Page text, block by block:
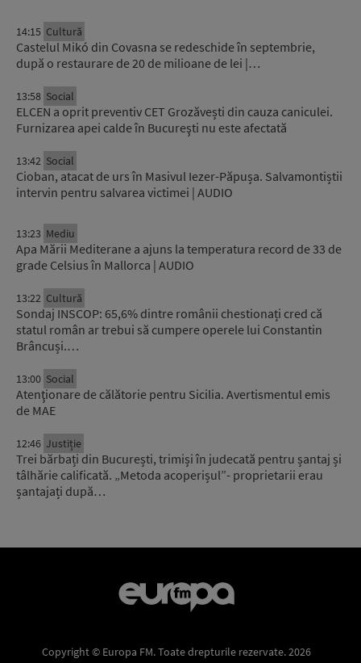
14:15 Cultură
Castelul Mikó din Covasna se redeschide în septembrie,
după o restaurare de 20 de milioane de lei |…
13:58 Social
ELCEN a oprit preventiv CET Grozăvești din cauza caniculei.
Furnizarea apei calde în Bucureşti nu este afectată
13:42 Social
Cioban, atacat de urs în Masivul Iezer-Păpușa. Salvamontiștii
intervin pentru salvarea victimei | AUDIO
13:23 Mediu
Apa Mării Mediterane a ajuns la temperatura record de 33 de
grade Celsius în Mallorca | AUDIO
13:22 Cultură
Sondaj INSCOP: 65,6% dintre românii chestionați cred că
statul român ar trebui să cumpere operele lui Constantin
Brâncuși.…
13:00 Social
Atenţionare de călătorie pentru Sicilia. Avertismentul emis
de MAE
12:46 Justiție
Trei bărbați din București, trimiși în judecată pentru șantaj și
tâlhărie calificată. „Metoda acoperișul”- proprietarii erau
șantajați după…
Copyright © Europa FM. Toate drepturile rezervate. 2026